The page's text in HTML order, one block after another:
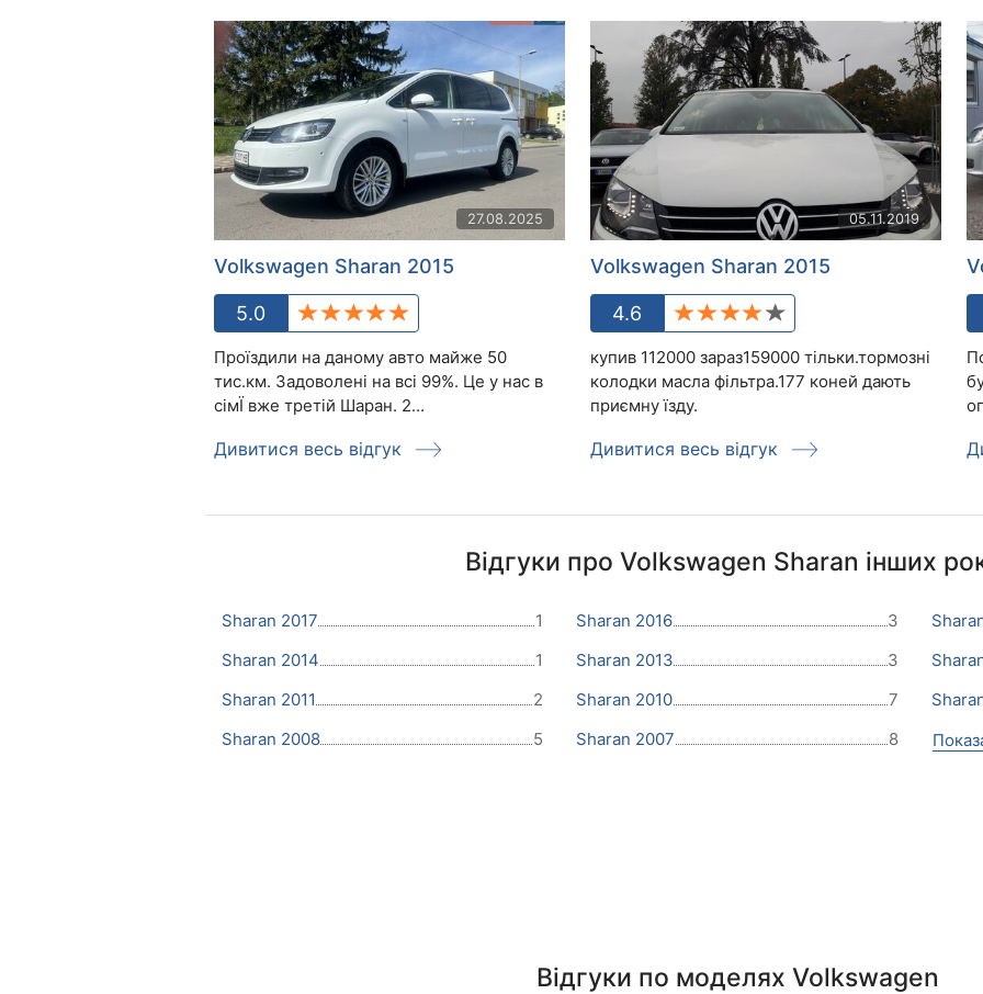
27.08.2025
Volkswagen Sharan 2015
5.0
Проїздили на даному авто майже 50
тис.км. Задоволені на всі 99%. Це у нас в
сімЇ вже третій Шаран. 2...
Дивитися весь відгук
05.11.2019
Volkswagen Sharan 2015
4.6
купив 112000 зараз159000 тільки.тормозні
колодки масла фільтра.177 коней дають
приємну їзду.
Дивитися весь відгук
Відгуки про Volkswagen Sharan інших
Sharan 2017 1 Sharan 2016 3
Sharan 2014
1 Sharan 2013 3
Sharan 2011
2 Sharan 2010 7
Sharan 2008
5 Sharan 2007 8
Відгуки по моделях Volkswagen